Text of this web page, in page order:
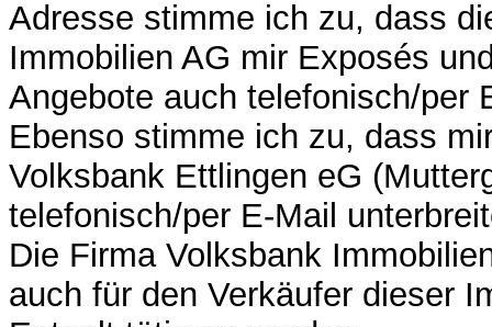
Adresse stimme ich zu, dass
Immobilien AG mir Exposés
Angebote auch telefonisch/per
Ebenso stimme ich zu, dass
Volksbank Ettlingen eG
telefonisch/per E-Mail
Die Firma Volksbank
auch für den Verkäufer dieser